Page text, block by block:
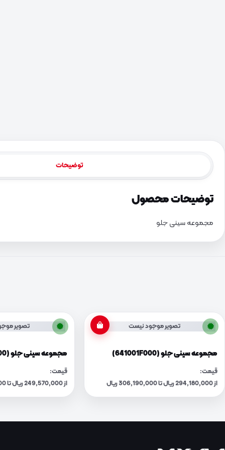
توضیحات
توضیحات محصول
مجموعه سینی جلو
تصویر موجود نیست
مجموعه سینی جلو (641001F000)
قیمت:
از 294,180,000 ریال تا 306,190,000 ریال
تصویر
مجموعه سینی جلو (641002J100)
قیمت:
از 249,570,000 ریال تا 259,750,000 ریال